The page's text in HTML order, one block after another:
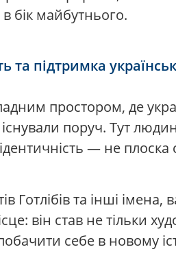
бік майбутнього.
підтримка
простором, де
поруч. Тут
— не
та інші імена,
він став не тільки
себе в новому